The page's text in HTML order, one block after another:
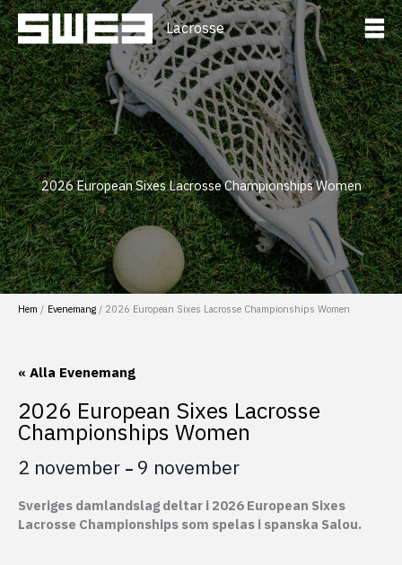
Hoppa
till
innehåll
Lacrosse
2026 European Sixes Lacrosse Championships Women
Hem Evenemang 2026 European Sixes Lacrosse Championships Women
« Alla Evenemang
2026 European Sixes Lacrosse
Championships Women
2 november – 9 november
Sveriges damlandslag deltar i 2026 European Sixes
Lacrosse Championships som spelas i spanska Salou.